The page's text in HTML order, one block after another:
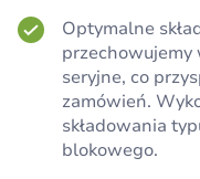
Optymalne
przechowujemy
seryjne, co
zamówień.
składowania
blokowego.